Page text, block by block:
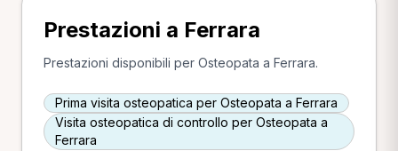
Prestazioni a Ferrara
Prestazioni disponibili per Osteopata a Ferrara.
Prima visita osteopatica per Osteopata a Ferrara
Visita osteopatica di controllo per Osteopata a
Ferrara